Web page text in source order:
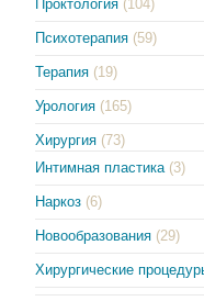
Проктология (104)
Психотерапия (59)
Терапия (19)
Урология (165)
Хирургия (73)
Интимная пластика (3)
Наркоз (6)
Новообразования (29)
Хирургические